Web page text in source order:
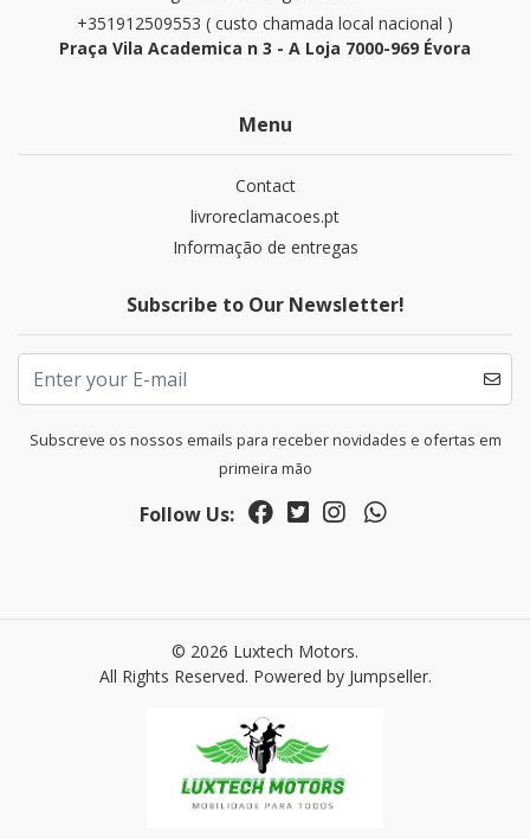
+351912509553 ( custo chamada local nacional )
Praça Vila Academica n 3 - A Loja 7000-969 Évora
Menu
Contact
livroreclamacoes.pt
Informação de entregas
Subscribe to Our Newsletter!
Subscreve os nossos emails para receber novidades e ofertas em
primeira mão
Follow Us:
© 2026 Luxtech Motors.
All Rights Reserved. Powered by Jumpseller.